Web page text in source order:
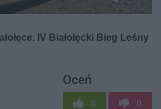
Oceń
0 0